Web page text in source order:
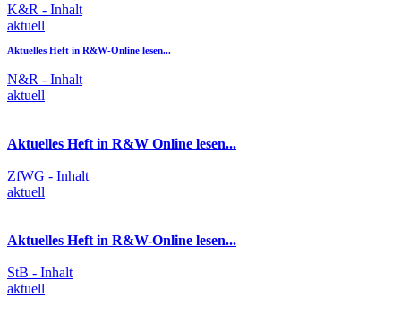
K&R - Inhalt
aktuell
Aktuelles Heft in R&W-Online lesen...
N&R - Inhalt
aktuell
Aktuelles Heft in R&W Online lesen...
ZfWG - Inhalt
aktuell
Aktuelles Heft in R&W-Online lesen...
StB - Inhalt
aktuell